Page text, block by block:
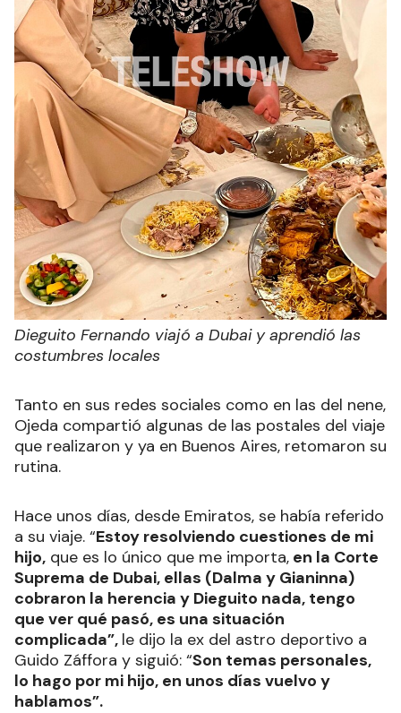
Dieguito Fernando viajó a Dubai y aprendió las
costumbres locales
Tanto en sus redes sociales como en las del nene,
Ojeda compartió algunas de las postales del viaje
que realizaron y ya en Buenos Aires, retomaron su
rutina.
Hace unos días, desde Emiratos, se había referido
a su viaje. “Estoy resolviendo cuestiones de mi
hijo, que es lo único que me importa, en la Corte
Suprema de Dubai, ellas (Dalma y Gianinna)
cobraron la herencia y Dieguito nada, tengo
que ver qué pasó, es una situación
complicada”, le dijo la ex del astro deportivo a
Guido Záffora y siguió: “Son temas personales,
lo hago por mi hijo, en unos días vuelvo y
hablamos”.